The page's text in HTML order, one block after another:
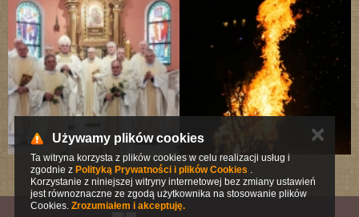
Używamy plików cookies
Ta witryna korzysta z plików cookies w celu realizacji usług i
zgodnie z Polityką Prywatności i plików Cookies .
Korzystanie z niniejszej witryny internetowej bez zmiany ustawień
jest równoznaczne ze zgodą użytkownika na stosowanie plików
Cookies. Zrozumiałem i akceptuję.
✕